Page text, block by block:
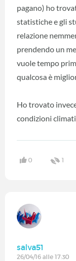
pagano) ho
statistiche e gli
relazione
prendendo un
vuole tempo
qualcosa è
Ho trovato
condizioni
0 1
salva51
26/04/16 alle 17:30